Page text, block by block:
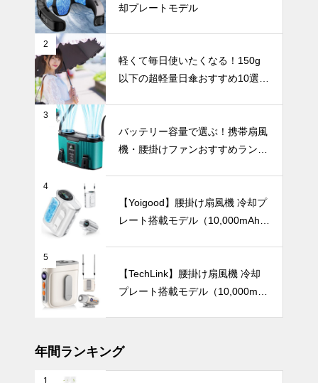
瓶が生む美し
いコントラス
ト。花が引き
立つ空間コー
UV・雨対策
バッグに入れ
ても邪魔にな
らない！超軽
すめ10選。
インテリア小物
枝ものや背の
高い花をもっ
と素敵に。陶
器製ロングベ
インテリア小物
却プレートモデル
2
軽くて毎日使いたくなる！150g
以下の超軽量日傘おすすめ10選
3
バッテリー容量で選ぶ！携帯扇風
機・腰掛けファンおすすめランキ
4
【Yoigood】腰掛け扇風機 冷却プ
レート搭載モデル（10,000mAh・
5
【TechLink】腰掛け扇風機 冷却
プレート搭載モデル（10,000mA
年間ランキング
1